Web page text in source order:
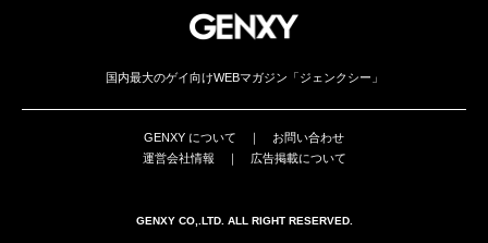
国内最大のゲイ向けWEBマガジン「ジェンクシー」
GENXY について ｜ お問い合わせ
運営会社情報 ｜ 広告掲載について
GENXY CO,.LTD. ALL RIGHT RESERVED.